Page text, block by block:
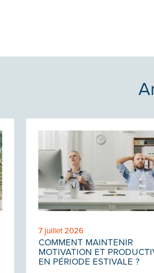
7 juillet 2026
COMMENT MAINTENIR
MOTIVATION ET
EN PÉRIODE ESTIVALE ?